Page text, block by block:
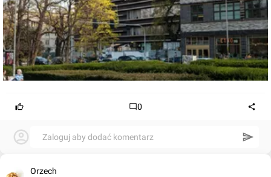
0
Zaloguj aby dodać komentarz
Orzech